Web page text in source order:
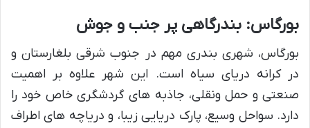
بورگاس: بندرگاهی پر جنب و جوش
بورگاس، شهری بندری مهم در جنوب شرقی بلغارستان و
در کرانه دریای سیاه است. این شهر علاوه بر اهمیت
صنعتی و حمل ونقلی، جاذبه های گردشگری خاص خود را
دارد. سواحل وسیع، پارک دریایی زیبا، و دریاچه های اطراف